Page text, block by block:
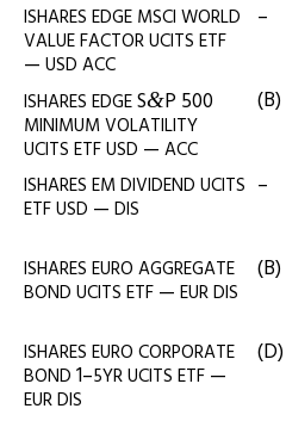
ISHARES EDGE MSCI WORLD
VALUEFACTORUCITS ETF
— USD ACC
–
ISHARES EDGES&P 500
MINIMUMVOLATILITY
UCITS ETFUSD — ACC
(B)
ISHARES EMDIVIDEND UCITS
ETFUSD — DIS
–
ISHARES EURO AGGREGATE
BOND UCITS ETF — EURDIS
(B)
ISHARES EURO CORPORATE
BOND 1–5YRUCITS ETF —
EURDIS
(D)